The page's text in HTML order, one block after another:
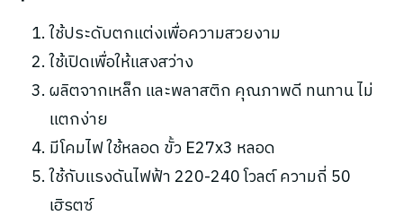
ใช้ประดับตกแต่งเพื่อความสวยงาม
ใช้เปิดเพื่อให้แสงสว่าง
ผลิตจากเหล็ก และพลาสติก คุณภาพดี ทนทาน ไม่
แตกง่าย
มีโคมไฟ ใช้หลอด ขั้ว E27x3 หลอด
ใช้กับแรงดันไฟฟ้า 220-240 โวลต์ ความถี่ 50
เฮิรตซ์